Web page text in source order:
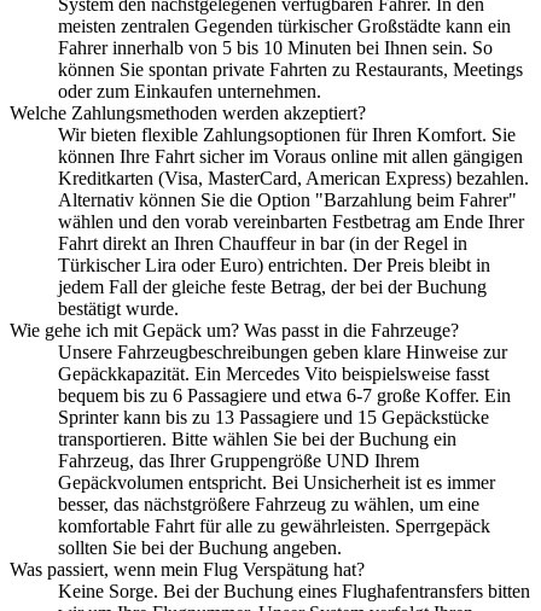
meisten zentralen Gegenden türkischer Großstädte kann ein
Fahrer innerhalb von 5 bis 10 Minuten bei Ihnen sein. So
können Sie spontan private Fahrten zu Restaurants, Meetings
oder zum Einkaufen unternehmen.
Welche Zahlungsmethoden werden akzeptiert?
Wir bieten flexible Zahlungsoptionen für Ihren Komfort. Sie
können Ihre Fahrt sicher im Voraus online mit allen gängigen
Kreditkarten (Visa, MasterCard, American Express) bezahlen.
Alternativ können Sie die Option "Barzahlung beim Fahrer"
wählen und den vorab vereinbarten Festbetrag am Ende Ihrer
Fahrt direkt an Ihren Chauffeur in bar (in der Regel in
Türkischer Lira oder Euro) entrichten. Der Preis bleibt in
jedem Fall der gleiche feste Betrag, der bei der Buchung
bestätigt wurde.
Wie gehe ich mit Gepäck um? Was passt in die Fahrzeuge?
Unsere Fahrzeugbeschreibungen geben klare Hinweise zur
Gepäckkapazität. Ein Mercedes Vito beispielsweise fasst
bequem bis zu 6 Passagiere und etwa 6-7 große Koffer. Ein
Sprinter kann bis zu 13 Passagiere und 15 Gepäckstücke
transportieren. Bitte wählen Sie bei der Buchung ein
Fahrzeug, das Ihrer Gruppengröße UND Ihrem
Gepäckvolumen entspricht. Bei Unsicherheit ist es immer
besser, das nächstgrößere Fahrzeug zu wählen, um eine
komfortable Fahrt für alle zu gewährleisten. Sperrgepäck
sollten Sie bei der Buchung angeben.
Was passiert, wenn mein Flug Verspätung hat?
Keine Sorge. Bei der Buchung eines Flughafentransfers bitten